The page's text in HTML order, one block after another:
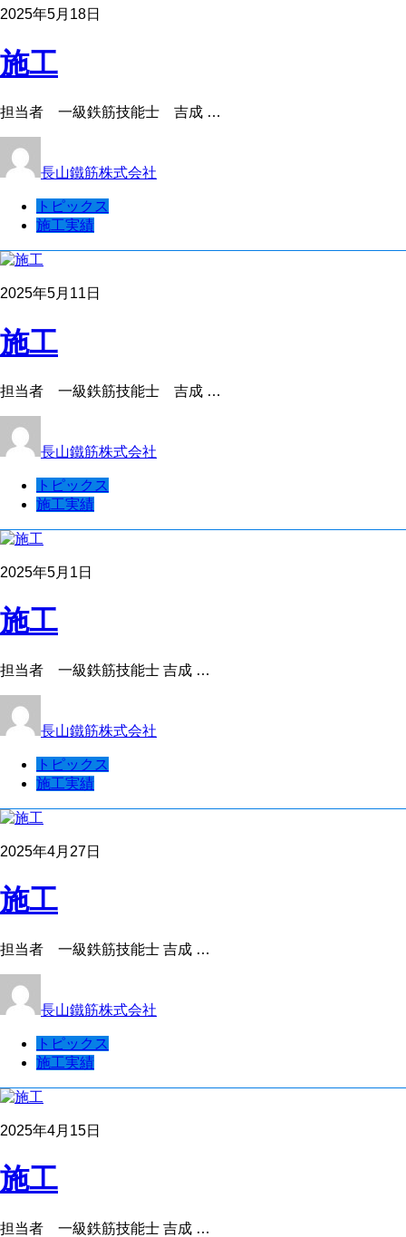
2025年5月18日
施工
担当者 一級鉄筋技能士 吉成 …
長山鐵筋株式会社
トピックス
施工実績
2025年5月11日
施工
担当者 一級鉄筋技能士 吉成 …
長山鐵筋株式会社
トピックス
施工実績
2025年5月1日
施工
担当者 一級鉄筋技能士 吉成 …
長山鐵筋株式会社
トピックス
施工実績
2025年4月27日
施工
担当者 一級鉄筋技能士 吉成 …
長山鐵筋株式会社
トピックス
施工実績
2025年4月15日
施工
担当者 一級鉄筋技能士 吉成 …